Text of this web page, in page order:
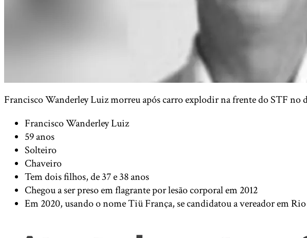
Francisco Wanderley Luiz morreu após carro explodir na frente do STF
Francisco Wanderley Luiz
59 anos
Solteiro
Chaveiro
Tem dois filhos, de 37 e 38 anos
Chegou a ser preso em flagrante por lesão corporal em 2012
Em 2020, usando o nome Tiü França, se candidatou a vereador em